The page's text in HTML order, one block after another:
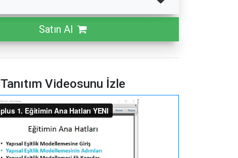
Satın Al
Tanıtım Videosunu İzle